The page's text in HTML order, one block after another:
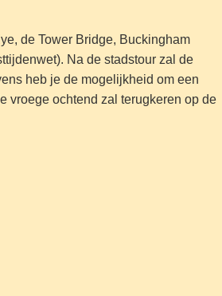
de Tower Bridge, Buckingham
Na de stadstour zal de
heb je de mogelijkheid om een
vroege ochtend zal terugkeren op de